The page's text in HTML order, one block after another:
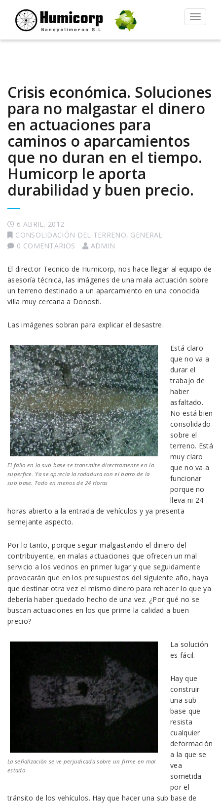
Alternar
Crisis económica. Soluciones
para no malgastar el dinero
en actuaciones para
caminos o aparcamientos
que no duran en el tiempo.
Humicorp le aporta
durabilidad y buen precio.
6 ABRIL, 2012
CONSOLIDACIÓN DEL TERRENO, GENERAL
0 COMENTARIOS
ADMIN
El director Tecnico de Humicorp, nos hace llegar al equipo de
asesoría técnica, las imágenes de una mala actuación sobre
un terreno destinado a un aparcamiento en una conocida
villa muy cercana a Donosti.
Las imágenes sobran para explicar el desastre.
El fallo en la sub base se transmite directramente en la
superfice. Ya se aprecia la rodadura con el barro de la
sub base. Todo en menos de 24 Horas
Está claro
que no va a
durar el
trabajo de
haber
asfaltado.
No está bien
consolidado
sobre el
terreno. Está
muy claro
que no va a
funcionar
porque no
lleva ni 24
horas abierto a la entrada de vehículos y ya presenta
semejante aspecto.
Por lo tanto, porque seguir malgastando el dinero del
contribuyente, en malas actuaciones que ofrecen un mal
servicio a los vecinos en primer lugar y que seguidamente
provocarán que en los presupuestos del siguiente año, haya
que destinar otra vez el mismo dinero para rehacer lo que ya
debería haber quedado hecho de una vez. ¿Por qué no se
buscan actuaciones en los que prime la calidad a buen
precio?
La señalización se ve perjudicada sobre un firme en mal
estado
La solución
es fácil.
Hay que
construir
una sub
base que
resista
cualquier
deformación
a la que se
vea
sometida
por el
tránsito de los vehículos. Hay que hacer una sub base de